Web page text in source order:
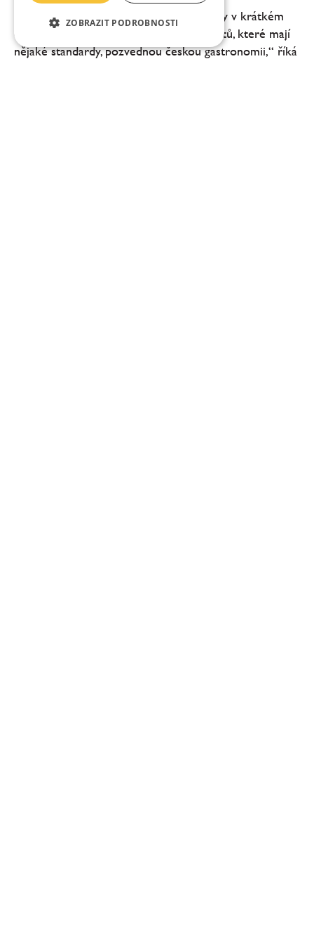
„Občas u nás nastávají radikálnější změny v krátkém
časovém období. Šíře a množství konceptů, které mají
nějaké standardy, pozvednou českou gastronomii,“ říká
ZOBRAZIT PODROBNOSTI